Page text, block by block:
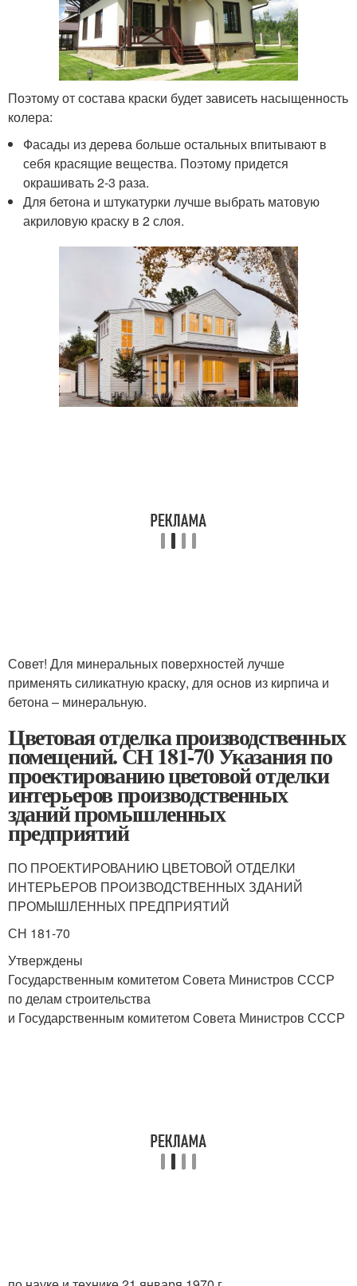
Поэтому от состава краски будет зависеть насыщенность
колера:
Фасады из дерева больше остальных впитывают в
себя красящие вещества. Поэтому придется
окрашивать 2-3 раза.
Для бетона и штукатурки лучше выбрать матовую
акриловую краску в 2 слоя.
Совет! Для минеральных поверхностей лучше
применять силикатную краску, для основ из кирпича и
бетона – минеральную.
Цветовая отделка производственных
помещений. СН 181-70 Указания по
проектированию цветовой отделки
интерьеров производственных
зданий промышленных
предприятий
ПО ПРОЕКТИРОВАНИЮ ЦВЕТОВОЙ ОТДЕЛКИ
ИНТЕРЬЕРОВ ПРОИЗВОДСТВЕННЫХ ЗДАНИЙ
ПРОМЫШЛЕННЫХ ПРЕДПРИЯТИЙ
СН 181-70
Утверждены
Государственным комитетом Совета Министров СССР
по делам строительства
и Государственным комитетом Совета Министров СССР